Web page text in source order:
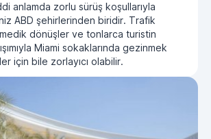
anlamda zorlu sürüş koşullarıyla
ABD şehirlerinden biridir. Trafik
dönüşler ve tonlarca turistin
Miami sokaklarında gezinmek
için bile zorlayıcı olabilir.